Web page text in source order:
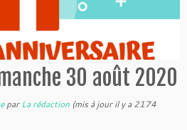
30 août 2020
parLa rédaction (mis à jour il y a 2174